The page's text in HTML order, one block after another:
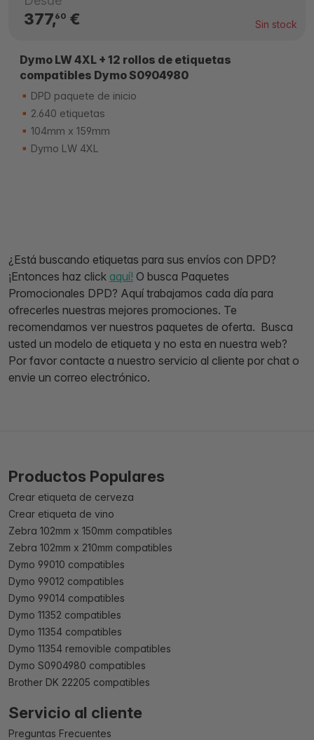
377,60€ Sin stock
Dymo LW 4XL + 12 rollos de etiquetas
compatibles Dymo S0904980
DPD paquete de inicio
2.640 etiquetas
104mm x 159mm
Dymo LW 4XL
¿Está buscando etiquetas para sus envíos con DPD?
¡Entonces haz click aquí! O busca Paquetes
Promocionales DPD? Aquí trabajamos cada día para
ofrecerles nuestras mejores promociones. Te
recomendamos ver nuestros paquetes de oferta. Busca
usted un modelo de etiqueta y no esta en nuestra web?
Por favor contacte a nuestro servicio al cliente por chat o
envie un correo electrónico.
Productos Populares
Crear etiqueta de cerveza
Crear etiqueta de vino
Zebra 102mm x 150mm compatibles
Zebra 102mm x 210mm compatibles
Dymo 99010 compatibles
Dymo 99012 compatibles
Dymo 99014 compatibles
Dymo 11352 compatibles
Dymo 11354 compatibles
Dymo 11354 removible compatibles
Dymo S0904980 compatibles
Brother DK 22205 compatibles
Servicio al cliente
Preguntas Frecuentes